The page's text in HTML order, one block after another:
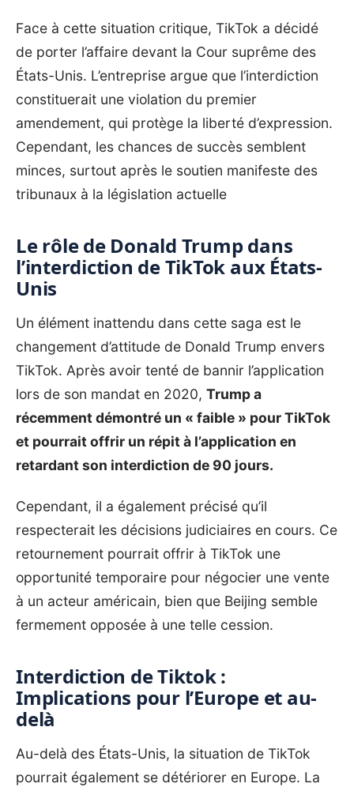
Face à cette situation critique, TikTok a décidé
de porter l’affaire devant la Cour suprême des
États-Unis. L’entreprise argue que l’interdiction
constituerait une violation du premier
amendement, qui protège la liberté d’expression.
Cependant, les chances de succès semblent
minces, surtout après le soutien manifeste des
tribunaux à la législation actuelle
Le rôle de Donald Trump dans
l’interdiction de TikTok aux États-
Unis
Un élément inattendu dans cette saga est le
changement d’attitude de Donald Trump envers
TikTok. Après avoir tenté de bannir l’application
lors de son mandat en 2020, Trump a
récemment démontré un « faible » pour TikTok
et pourrait offrir un répit à l’application en
retardant son interdiction de 90 jours.
Cependant, il a également précisé qu’il
respecterait les décisions judiciaires en cours. Ce
retournement pourrait offrir à TikTok une
opportunité temporaire pour négocier une vente
à un acteur américain, bien que Beijing semble
fermement opposée à une telle cession.
Interdiction de Tiktok :
Implications pour l’Europe et au-
delà
Au-delà des États-Unis, la situation de TikTok
pourrait également se détériorer en Europe. La